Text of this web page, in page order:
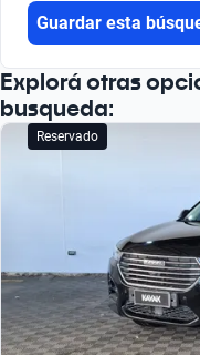
Guardar esta
Explorá otras
busqueda:
Reservado